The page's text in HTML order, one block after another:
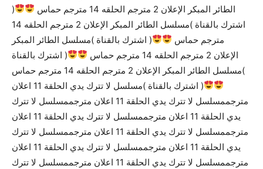
الطائر المبكر الإعلان 2 مترجم الحلقه 14 مترجم حماس
(
اشترك بالقناة )مسلسل الطائر المبكر الإعلان 2 مترجم الحلقه 14
مترجم حماس
( اشترك بالقناة )مسلسل الطائر المبكر
الإعلان 2 مترجم الحلقه 14 مترجم حماس
( اشترك بالقناة
)مسلسل الطائر المبكر الإعلان 2 مترجم الحلقه 14 مترجم حماس
( اشترك بالقناة )مسلسل لا تترك يدي الحلقة 11 اعلان
مترجممسلسل لا تترك يدي الحلقة 11 اعلان مترجممسلسل لا تترك
يدي الحلقة 11 اعلان مترجممسلسل لا تترك يدي الحلقة 11 اعلان
مترجممسلسل لا تترك يدي الحلقة 11 اعلان مترجممسلسل لا تترك
يدي الحلقة 11 اعلان مترجممسلسل لا تترك يدي الحلقة 11 اعلان
مترجممسلسل لا تترك يدي الحلقة 11 اعلان مترجممسلسل لا تترك